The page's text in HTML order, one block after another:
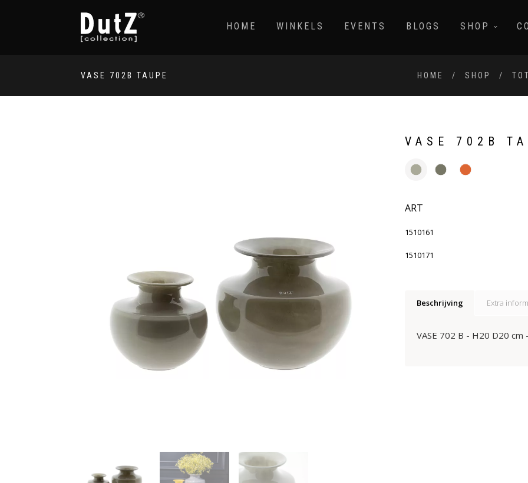
HOME WINKELS EVENTS BLOGS SHOP
VASE 702B TAUPE HOME SHOP
VASE 702B
ART
1510161
1510171
Beschrijving Extra
VASE 702 B - H20 D20 cm